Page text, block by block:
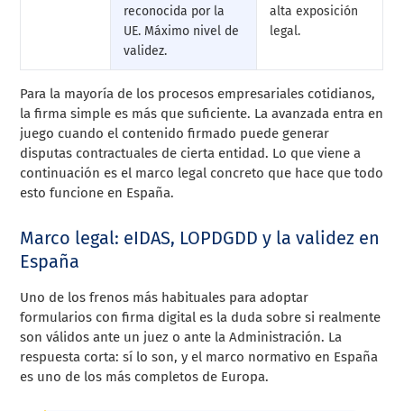
reconocida por la
UE. Máximo nivel de
validez.
alta exposición
legal.
Para la mayoría de los procesos empresariales cotidianos,
la firma simple es más que suficiente. La avanzada entra en
juego cuando el contenido firmado puede generar
disputas contractuales de cierta entidad. Lo que viene a
continuación es el marco legal concreto que hace que todo
esto funcione en España.
Marco legal: eIDAS, LOPDGDD y la validez en
España
Uno de los frenos más habituales para adoptar
formularios con firma digital es la duda sobre si realmente
son válidos ante un juez o ante la Administración. La
respuesta corta: sí lo son, y el marco normativo en España
es uno de los más completos de Europa.